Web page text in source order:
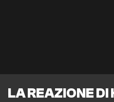
LA REAZIONE